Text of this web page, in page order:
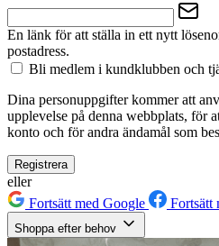
En länk för att ställa in ett nytt
postadress.
Bli medlem i kundklubben och
Dina personuppgifter kommer att
upplevelse på denna webbplats, för
konto och för andra ändamål som
Registrera
eller
Fortsätt med Google
Fortsätt
Shoppa efter behov